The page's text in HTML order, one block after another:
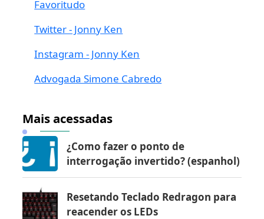
Favoritudo
Twitter - Jonny Ken
Instagram - Jonny Ken
Advogada Simone Cabredo
Mais acessadas
¿Como fazer o ponto de
interrogação invertido? (espanhol)
Resetando Teclado Redragon para
reacender os LEDs